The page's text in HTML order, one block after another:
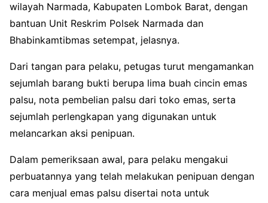
wilayah Narmada, Kabupaten Lombok Barat, dengan
bantuan Unit Reskrim Polsek Narmada dan
Bhabinkamtibmas setempat, jelasnya.
Dari tangan para pelaku, petugas turut mengamankan
sejumlah barang bukti berupa lima buah cincin emas
palsu, nota pembelian palsu dari toko emas, serta
sejumlah perlengkapan yang digunakan untuk
melancarkan aksi penipuan.
Dalam pemeriksaan awal, para pelaku mengakui
perbuatannya yang telah melakukan penipuan dengan
cara menjual emas palsu disertai nota untuk